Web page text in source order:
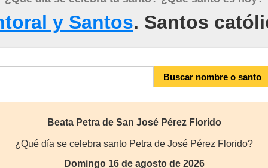
y Santos. Santos
Beata Petra de San José Pérez Florido
¿Qué día se celebra santo Petra de José Pérez Florido?
Domingo 16 de agosto de 2026